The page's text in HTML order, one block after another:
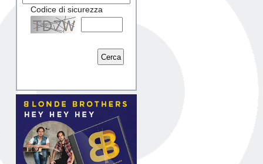
Codice di sicurezza
Captcha